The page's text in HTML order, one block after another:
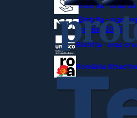
Bistrița - Oraș
Bistrița - oraș
până în 2035
Bistrița - oraș
România